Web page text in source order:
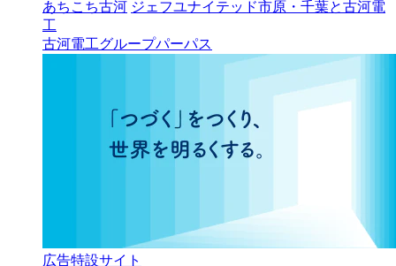
あちこち古河 ジェフユナイテッド市原・千葉と古河電
工
古河電工グループパーパス
広告特設サイト